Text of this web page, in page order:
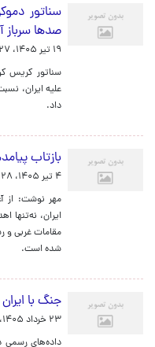
سناتور
صدها سرباز
۱۹ تیر ۱۴۰۵، ۰۲:۲۷
سناتور کریس
علیه ایران،
داد.
بازتاب
۴ تیر ۱۴۰۵، ۰۰:۲۸
مهر نوشت: از
ایران، نه‌تنها
مقامات غربی و
شده است.
جنگ با
۲۳ خرداد ۱۴۰۵، ۰۰:۳۷
داده‌های رسمی